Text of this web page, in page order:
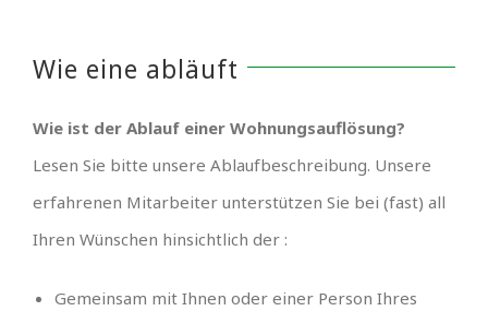
Wie eine abläuft
Wie ist der Ablauf einer Wohnungsauflösung?
Lesen Sie bitte unsere Ablaufbeschreibung. Unsere
erfahrenen Mitarbeiter unterstützen Sie bei (fast) all
Ihren Wünschen hinsichtlich der :
Gemeinsam mit Ihnen oder einer Person Ihres